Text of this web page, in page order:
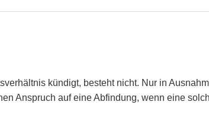
kündigt, besteht nicht. Nur in
Anspruch auf eine Abfindung, wenn eine